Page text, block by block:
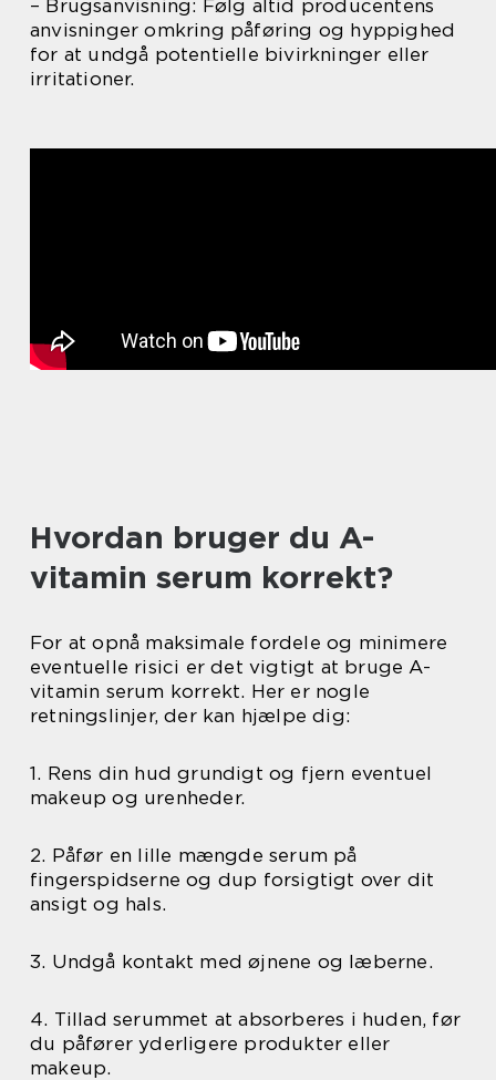
– Brugsanvisning: Følg altid producentens
anvisninger omkring påføring og hyppighed
for at undgå potentielle bivirkninger eller
irritationer.
Hvordan bruger du A-
vitamin serum korrekt?
For at opnå maksimale fordele og minimere
eventuelle risici er det vigtigt at bruge A-
vitamin serum korrekt. Her er nogle
retningslinjer, der kan hjælpe dig:
1. Rens din hud grundigt og fjern eventuel
makeup og urenheder.
2. Påfør en lille mængde serum på
fingerspidserne og dup forsigtigt over dit
ansigt og hals.
3. Undgå kontakt med øjnene og læberne.
4. Tillad serummet at absorberes i huden, før
du påfører yderligere produkter eller
makeup.